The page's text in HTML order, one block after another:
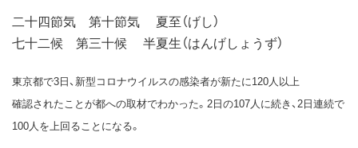
二十四節気 第十節気 夏至（げし）
七十二候 第三十候 半夏生（はんげしょうず）
東京都で3日、新型コロナウイルスの感染者が新たに120人以上
確認されたことが都への取材でわかった。2日の107人に続き、2日連続で
100人を上回ることになる。